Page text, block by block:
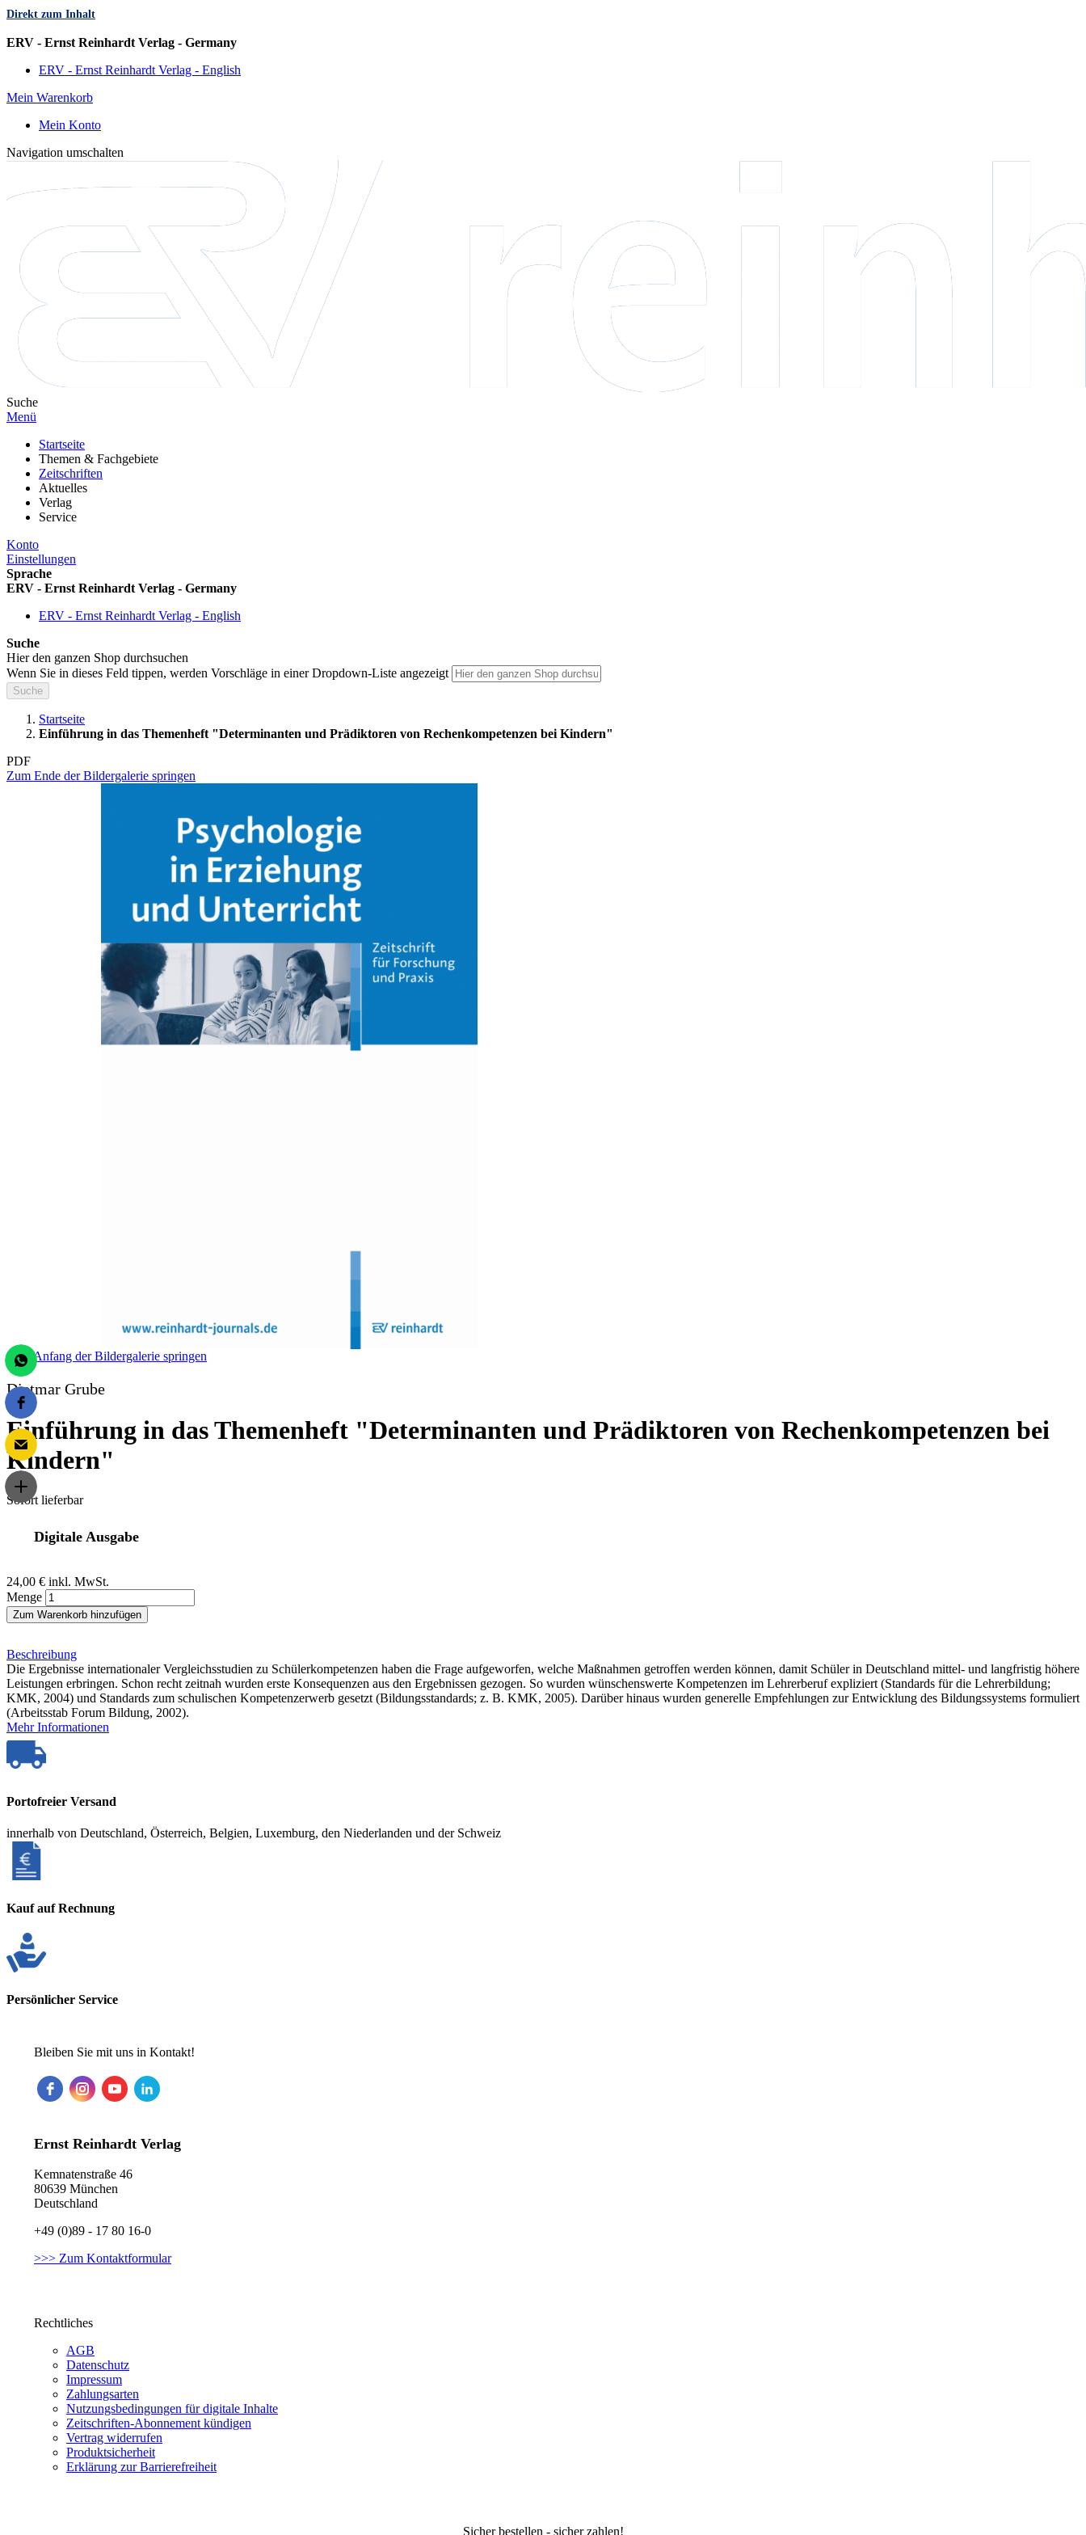
Direkt zum Inhalt
ERV - Ernst Reinhardt Verlag - Germany
ERV - Ernst Reinhardt Verlag - English
Mein Warenkorb
Mein Konto
Navigation umschalten
Suche
Menü
Startseite
Themen & Fachgebiete
Zeitschriften
Aktuelles
Verlag
Service
Konto
Einstellungen
Sprache
ERV - Ernst Reinhardt Verlag - Germany
ERV - Ernst Reinhardt Verlag - English
Suche
Hier den ganzen Shop durchsuchen
Wenn Sie in dieses Feld tippen, werden Vorschläge in einer Dropdown-Liste angezeigt
Suche
Startseite
Einführung in das Themenheft "Determinanten und Prädiktoren von Rechenkompetenzen bei Kindern"
PDF
Zum Ende der Bildergalerie springen
Zum Anfang der Bildergalerie springen
Dietmar Grube
Einführung in das Themenheft "Determinanten und Prädiktoren von Rechenkompetenzen bei
Kindern"
Sofort lieferbar
Digitale Ausgabe
24,00 € inkl. MwSt.
Menge
Zum Warenkorb hinzufügen
Beschreibung
Die Ergebnisse internationaler Vergleichsstudien zu Schülerkompetenzen haben die Frage aufgeworfen, welche Maßnahmen getroffen werden können, damit Schüler in Deutschland mittel- und langfristig höhere
Leistungen erbringen. Schon recht zeitnah wurden erste Konsequenzen aus den Ergebnissen gezogen. So wurden wünschenswerte Kompetenzen im Lehrerberuf expliziert (Standards für die Lehrerbildung;
KMK, 2004) und Standards zum schulischen Kompetenzerwerb gesetzt (Bildungsstandards; z. B. KMK, 2005). Darüber hinaus wurden generelle Empfehlungen zur Entwicklung des Bildungssystems formuliert
(Arbeitsstab Forum Bildung, 2002).
Mehr Informationen
Portofreier Versand
innerhalb von Deutschland, Österreich, Belgien, Luxemburg, den Niederlanden und der Schweiz
Kauf auf Rechnung
Persönlicher Service
Bleiben Sie mit uns in Kontakt!
Ernst Reinhardt Verlag
Kemnatenstraße 46
80639 München
Deutschland
+49 (0)89 - 17 80 16-0
>>> Zum Kontaktformular
Rechtliches
AGB
Datenschutz
Impressum
Zahlungsarten
Nutzungsbedingungen für digitale Inhalte
Zeitschriften-Abonnement kündigen
Vertrag widerrufen
Produktsicherheit
Erklärung zur Barrierefreiheit
Sicher bestellen - sicher zahlen!